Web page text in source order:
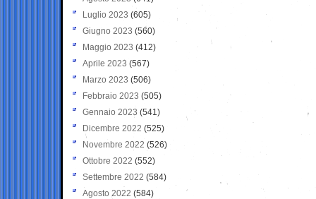
Luglio 2023 (605)
Giugno 2023 (560)
Maggio 2023 (412)
Aprile 2023 (567)
Marzo 2023 (506)
Febbraio 2023 (505)
Gennaio 2023 (541)
Dicembre 2022 (525)
Novembre 2022 (526)
Ottobre 2022 (552)
Settembre 2022 (584)
Agosto 2022 (584)